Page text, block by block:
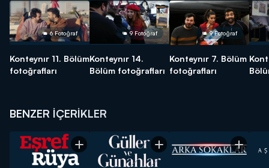
6 Fotoğraf
Konteynır 11. Bölüm
fotoğrafları
9 Fotoğraf
Konteynır 14.
Bölüm fotoğrafları
9 Fotoğraf
Konteynır 7. Bölüm
fotoğrafları
BENZER İÇERİKLER